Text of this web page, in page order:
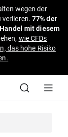
wegen der
verlieren.77% der
mit diesem
wie CFDs
das hohe Risiko